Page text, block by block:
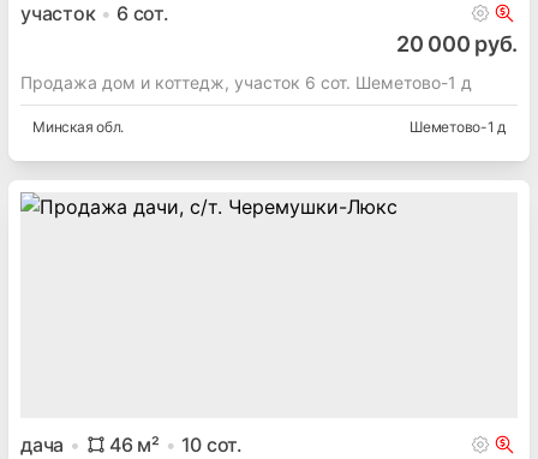
участок 6сот.
20 000 руб.
Продажа дом и коттедж, участок 6 сот. Шеметово-1 д
Минская обл. Шеметово-1 д
дача 46м² 10 сот.